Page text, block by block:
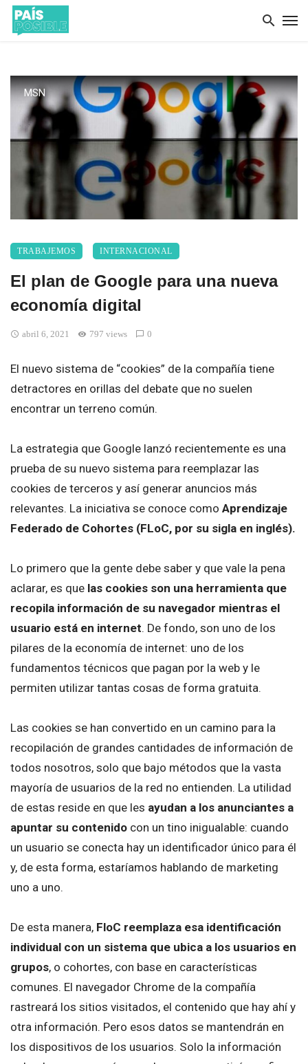
MSN
TRABAJEMOS INTERNACIONAL
El plan de Google para una nueva
economía digital
abril 6, 2021 797 views 0
El nuevo sistema de “cookies” de la compañía tiene
detractores en orillas del debate que no suelen
encontrar un terreno común.
La estrategia que Google lanzó recientemente es una
prueba de su nuevo sistema para reemplazar las
cookies de terceros y así generar anuncios más
relevantes. La iniciativa se conoce como Aprendizaje
Federado de Cohortes (FLoC, por su sigla en inglés).
Lo primero que la gente debe saber y que vale la pena
aclarar, es que las cookies son una herramienta que
recopila información de su navegador mientras el
usuario está en internet. De fondo, son uno de los
pilares de la economía de internet: uno de los
fundamentos técnicos que pagan por la web y le
permiten utilizar tantas cosas de forma gratuita.
Las cookies se han convertido en un camino para la
recopilación de grandes cantidades de información de
todos nosotros, solo que bajo métodos que la vasta
mayoría de usuarios de la red no entienden. La utilidad
de estas reside en que les ayudan a los anunciantes a
apuntar su contenido con un tino inigualable: cuando
un usuario se conecta hay un identificador único para él
y, de esta forma, estaríamos hablando de marketing
uno a uno.
De esta manera, FloC reemplaza esa identificación
individual con un sistema que ubica a los usuarios en
grupos, o cohortes, con base en características
comunes. El navegador Chrome de la compañía
rastreará los sitios visitados, el contenido que hay ahí y
otra información. Pero esos datos se mantendrán en
los dispositivos de los usuarios. Solo la información